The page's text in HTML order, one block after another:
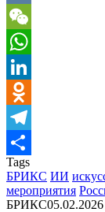
VK
WeChat
WhatsApp
LinkedIn
Odnoklassniki
Telegram
Отправить
Tags
БРИКС ИИ
мероприятия
БРИКС05.02.2026